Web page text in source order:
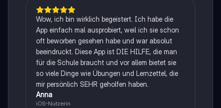
Wow, ich bin wirklich begeistert. Ich habe die
App einfach mal ausprobiert, weil ich sie schon
oft beworben gesehen habe und war absolut
beeindruckt. Diese App ist DIE HILFE, die man
für die Schule braucht und vor allem bietet sie
so viele Dinge wie Übungen und Lernzettel, die
mir persönlich SEHR geholfen haben.
Anna
iOS-Nutzerin